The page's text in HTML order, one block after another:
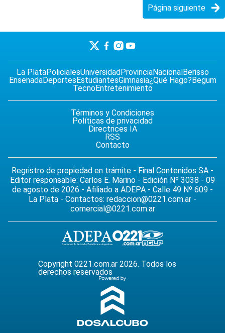
Página siguiente
La PlataPolicialesUniversidad ProvinciaNacional Berisso
EnsenadaDeportes EstudiantesGimnasia¿Qué Hago? Begum
TecnoEntretenimiento
Términos y Condiciones
Políticas de privacidad
Directrices IA
RSS
Contacto
Regristro de propiedad en trámite - Final Contenidos SA -
Editor responsable: Carlos E. Marino - Edición Nº 3038 - 09
de agosto de 2026 - Afiliado a ADEPA - Calle 49 Nº 609 -
La Plata - Contactos: redaccion@0221.com.ar -
comercial@0221.com.ar
Copyright 0221.com.ar 2026. Todos los
derechos reservados